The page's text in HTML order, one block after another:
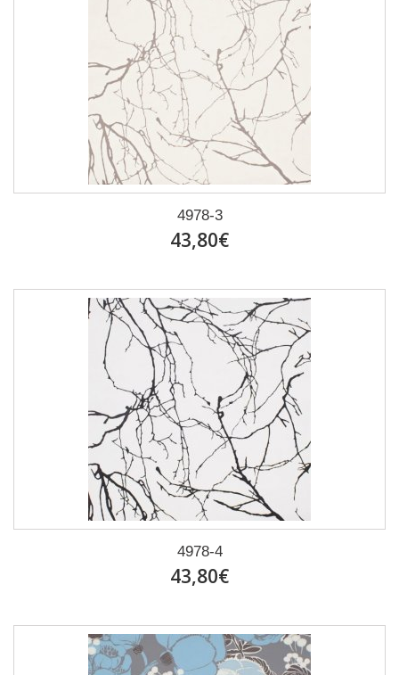
4978-3
43,80€
4978-4
43,80€